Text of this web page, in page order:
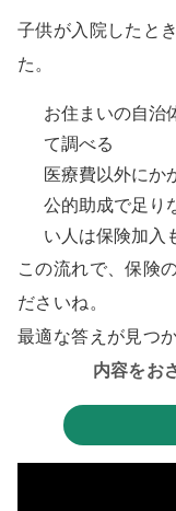
子供が入院したと
た。
お住まいの自治
て調べる
医療費以外にか
公的助成で足り
い人は保険加入
この流れで、保険
ださいね。
最適な答えが見つ
内容をお